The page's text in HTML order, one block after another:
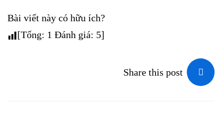
Bài viết này có hữu ích?
[Tổng: 1 Đánh giá: 5]
Share this post